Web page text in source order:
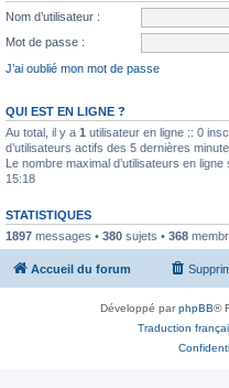
Nom d’utilisateur :
Mot de passe :
J’ai oublié mon mot de passe
QUI EST EN LIGNE ?
Au total, il y a 1 utilisateur en ligne :: 0
d’utilisateurs actifs des 5 dernières
Le nombre maximal d’utilisateurs en
15:18
STATISTIQUES
1897 messages • 380 sujets • 368
Accueil du forum
Développé parphpBB®
Traduction